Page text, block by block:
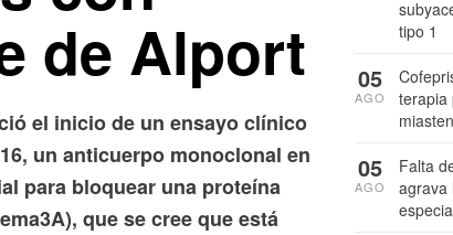
de Alport
el inicio de un ensayo clínico
un anticuerpo monoclonal en
para bloquear una proteína
que se cree que está
tipo 1
terapia
05
AGO
Falta
agrava
05
AGO